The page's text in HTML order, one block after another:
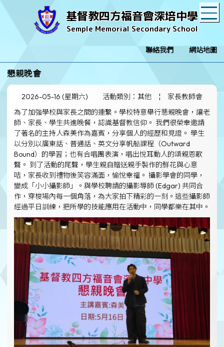
基督教四方福音會深培中學
Semple Memorial Secondary School
聯絡我們 網站地圖
懇親晚會
2026-05-16 (星期六) 活動類別：其他 ¦
家長教師會
為了加強學校與家長之間的連繫。學校特意舉行懇親晚會，讓老
師、家長、學生共進晚餐，認識基督教信仰。 我們很榮幸邀請
了著名的主持人森美作為嘉賓，分享個人的經歷和見證。 學生
以分別以廣東話、普通話、英文分享帆船課程（Outward
Bound）的學習；也有合唱團表演，唱出悅耳動人的頌親恩歌
聲。 到了活動的尾聲，學生親自贈送親手製作的鮮花與心意
咭，家長收到禮物後笑容滿面，愉悅幸福。 攝影學會的同學，
變成「小小攝影師」。與學校聘請的攝影導師 (Edgar) 共同合
作，穿梭場內每一個角落，為大家拍下精彩的一刻。這些攝影師
經過平日訓練，把所學的技能應用在活動中，同學都樂在其中。